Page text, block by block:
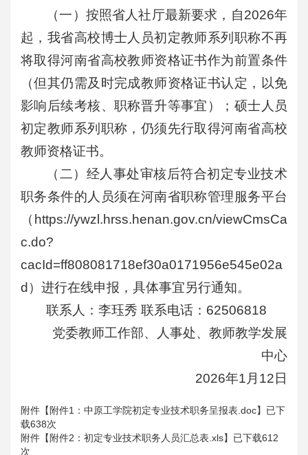
（一）按照省人社厅最新要求，自2026年
起，我省高校博士人员初定教师系列职称不再
将取得河南省高校教师资格证书作为前置条件
（但其仍需及时完成教师资格证书认定，以免
影响后续考核、职称晋升等事宜）；硕士人员
初定教师系列职称，仍须先行取得河南省高校
教师资格证书。
（二）经人事处审核后符合初定专业技术
职务条件的人员须在河南省职称管理服务平台
（https://ywzl.hrss.henan.gov.cn/viewCmsCa
c.do?
cacId=ff808081718ef30a0171956e545e02a
d）进行在线申报，具体事宜另行通知。
联系人：李珏秀 联系电话：62506818
党委教师工作部、人事处、教师教学发展
中心
2026年1月12日
附件【 附件1：中原工学院初定专业技术职务呈报表.doc】已下
载638次
附件【 附件2：初定专业技术职务人员汇总表.xls】已下载612
次